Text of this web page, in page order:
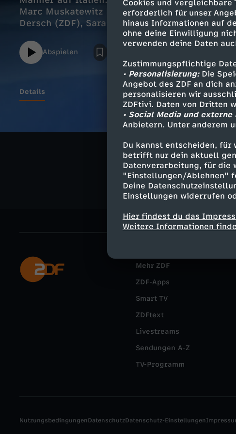
Cookies und vergleichbare
erforderlich für unser
hinaus Informationen auf
ohne deine Einwilligung
verwenden deine Daten
Zustimmungspflichtige
• Personalisierung:Die
Angebot des ZDF an dich
personalisieren wir
ZDFtivi. Daten von Dritten
• Social Media und
Anbietern. Unter anderem
Du kannst entscheiden, für
betrifft nur dein aktuell
Datenverarbeitung, für die
"Einstellungen/Ablehnen"
Deine
Einstellungen widerrufen
Hier findest du das
Weitere Informationen
Marc Muskatewitz bislang auf dem Konto.
Dersch (ZDF), Sara Messenzehl
Abspielen
Details
Ähnliche
Sport
Mehr ZDF
ZDF-Apps
Smart TV
ZDFtext
Livestreams
Sendungen A-Z
TV-Programm
NutzungsbedingungenDatenschutzDatenschutz-Einstellungen